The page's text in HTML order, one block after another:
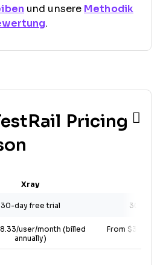
und unsere Methodik
.
Pricing
Xray
30-day free trial 30-day
user/month (billed
annually)
From $38/